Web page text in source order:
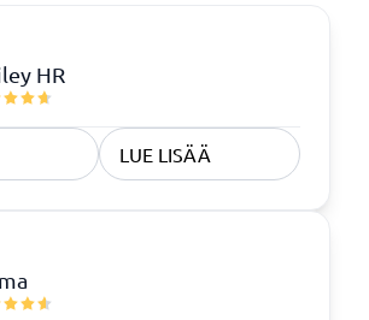
HR
LUE LISÄÄ